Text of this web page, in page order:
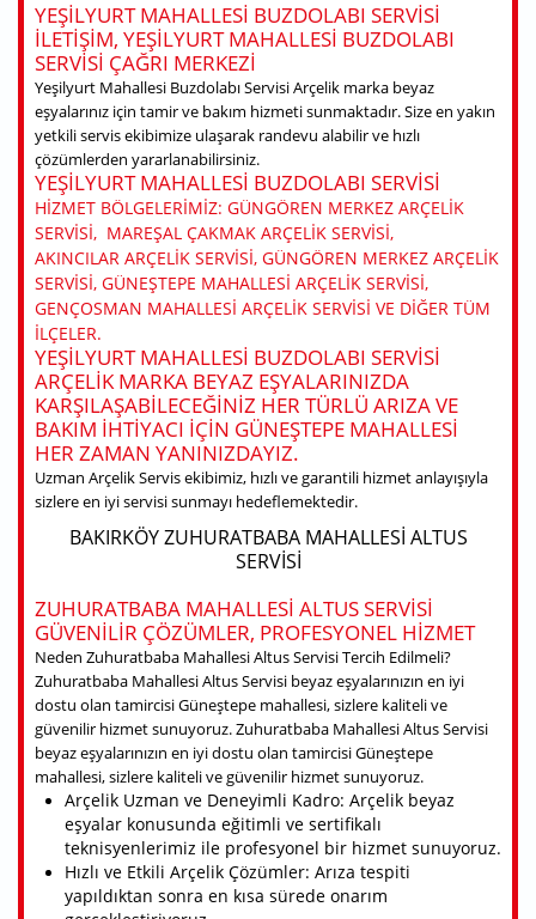
YEŞILYURT MAHALLESI BUZDOLABI SERVISI
ILETIŞIM, YEŞILYURT MAHALLESI BUZDOLABI
SERVISI ÇAĞRI MERKEZI
Yeşilyurt Mahallesi Buzdolabı Servisi Arçelik marka beyaz
eşyalarınız için tamir ve bakım hizmeti sunmaktadır. Size en yakın
yetkili servis ekibimize ulaşarak randevu alabilir ve hızlı
çözümlerden yararlanabilirsiniz.
YEŞILYURT MAHALLESI BUZDOLABI SERVISI
HIZMET BÖLGELERIMIZ: GÜNGÖREN MERKEZ ARÇELIK
SERVISI, MAREŞAL ÇAKMAK ARÇELIK SERVISI,
AKINCILAR ARÇELIK SERVISI, GÜNGÖREN MERKEZ ARÇELIK
SERVISI, GÜNEŞTEPE MAHALLESI ARÇELIK SERVISI,
GENÇOSMAN MAHALLESI ARÇELIK SERVISI VE DIĞER TÜM
ILÇELER.
YEŞILYURT MAHALLESI BUZDOLABI SERVISI
ARÇELIK MARKA BEYAZ EŞYALARINIZDA
KARŞILAŞABILECEĞINIZ HER TÜRLÜ ARIZA VE
BAKIM IHTIYACI IÇIN GÜNEŞTEPE MAHALLESI
HER ZAMAN YANINIZDAYIZ.
Uzman Arçelik Servis ekibimiz, hızlı ve garantili hizmet anlayışıyla
sizlere en iyi servisi sunmayı hedeflemektedir.
BAKIRKÖY ZUHURATBABA MAHALLESI ALTUS
SERVISI
ZUHURATBABA MAHALLESI ALTUS SERVISI
GÜVENILIR ÇÖZÜMLER, PROFESYONEL HIZMET
Neden Zuhuratbaba Mahallesi Altus Servisi Tercih Edilmeli?
Zuhuratbaba Mahallesi Altus Servisi beyaz eşyalarınızın en iyi
dostu olan tamircisi Güneştepe mahallesi, sizlere kaliteli ve
güvenilir hizmet sunuyoruz. Zuhuratbaba Mahallesi Altus Servisi
beyaz eşyalarınızın en iyi dostu olan tamircisi Güneştepe
mahallesi, sizlere kaliteli ve güvenilir hizmet sunuyoruz.
Arçelik Uzman ve Deneyimli Kadro: Arçelik beyaz
eşyalar konusunda eğitimli ve sertifikalı
teknisyenlerimiz ile profesyonel bir hizmet sunuyoruz.
Hızlı ve Etkili Arçelik Çözümler: Arıza tespiti
yapıldıktan sonra en kısa sürede onarım